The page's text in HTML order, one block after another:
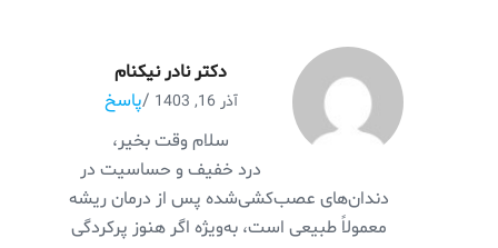
دکتر نادر نیکنام
آذر 16, 1403 /پاسخ
سلام وقت بخیر،
درد خفیف و حساسیت در
دندان‌های عصب‌کشی‌شده پس از درمان ریشه
معمولاً طبیعی است، به‌ویژه اگر هنوز پرکردگی